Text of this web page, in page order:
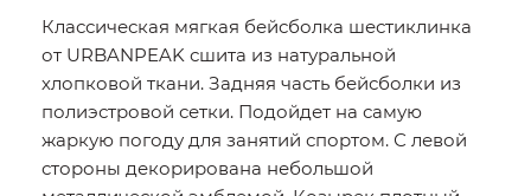
Классическая мягкая бейсболка шестиклинка
от URBANPEAK сшита из натуральной
хлопковой ткани. Задняя часть бейсболки из
полиэстровой сетки. Подойдет на самую
жаркую погоду для занятий спортом. С левой
стороны декорирована небольшой